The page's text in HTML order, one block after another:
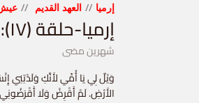
إرميا العهد القديم
إرميا-حلقة (١٧): ويل لي يا أمي
شهرين مضى
وَيْلٌ لِي يَا أُمِّي لأَنَّكِ وَلَدْتِنِي
الأَرْضِ. لَمْ أَقْرِضْ وَلَا